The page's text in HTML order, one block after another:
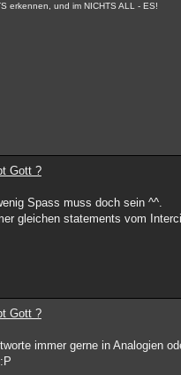
erkennen, und im NICHTS ALL - ES!
Gott ?
Spass muss doch sein ^^.
gleichen statements vom
Gott ?
immer gerne in Analogien